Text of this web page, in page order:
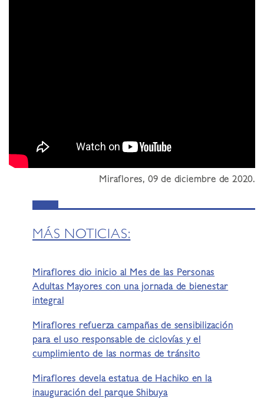
Miraflores, 09 de diciembre de 2020.
MÁS NOTICIAS:
Miraflores dio inicio al Mes de las Personas
Adultas Mayores con una jornada de bienestar
integral
Miraflores refuerza campañas de sensibilización
para el uso responsable de ciclovías y el
cumplimiento de las normas de tránsito
Miraflores devela estatua de Hachiko en la
inauguración del parque Shibuya